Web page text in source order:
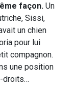
façon. Un
Sissi,
un chien
pour lui
compagnon.
une position
droits…